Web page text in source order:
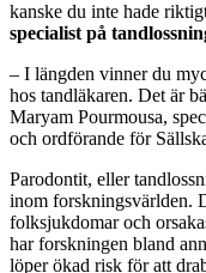
kanske du inte hade
specialist på
– I längden vinner du
hos tandläkaren. Det är
Maryam Pourmousa,
och ordförande för
Parodontit, eller
inom forskningsvärlden.
folksjukdomar och
har forskningen bland
löper ökad risk för att